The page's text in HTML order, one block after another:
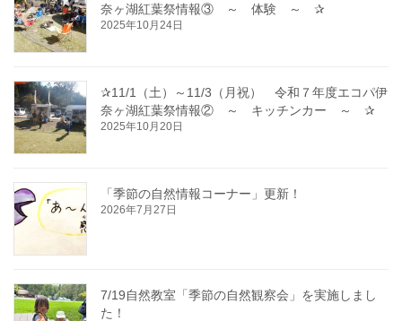
奈ヶ湖紅葉祭情報③ ～ 体験 ～ ✰
2025年10月24日
✰11/1（土）～11/3（月祝） 令和７年度エコパ伊
奈ヶ湖紅葉祭情報② ～ キッチンカー ～ ✰
2025年10月20日
「季節の自然情報コーナー」更新！
2026年7月27日
7/19自然教室「季節の自然観察会」を実施しまし
た！